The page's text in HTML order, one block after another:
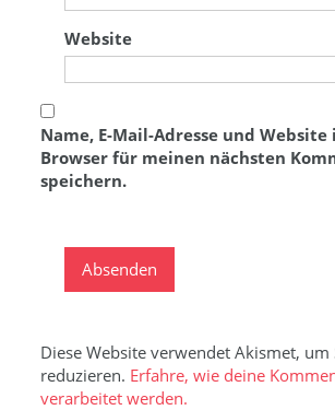
Website
Name, E-Mail-Adresse und Website
Browser für meinen nächsten
speichern.
Diese Website verwendet Akismet, um
reduzieren. Erfahre, wie deine
verarbeitet werden.